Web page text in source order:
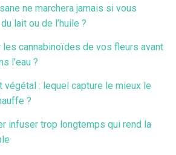
ne marchera jamais si vous
lait ou de l’huile ?
les cannabinoïdes de vos fleurs avant
l’eau ?
végétal : lequel capture le mieux le
?
infuser trop longtemps qui rend la